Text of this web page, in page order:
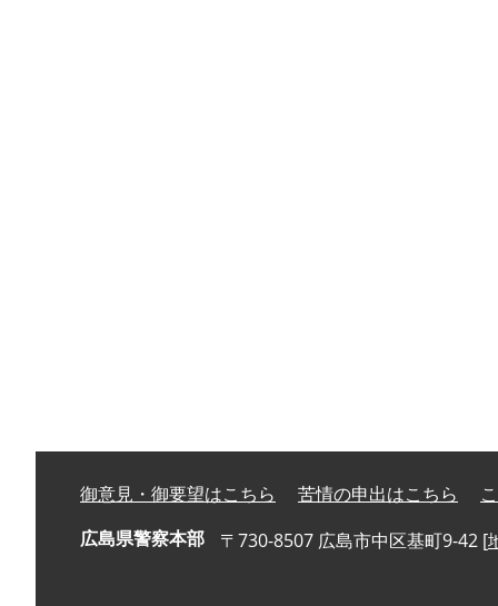
御意見・御要望はこちら 苦情の申出はこちら
広島県警察本部
〒730-8507 広島市中区基町9-42 [